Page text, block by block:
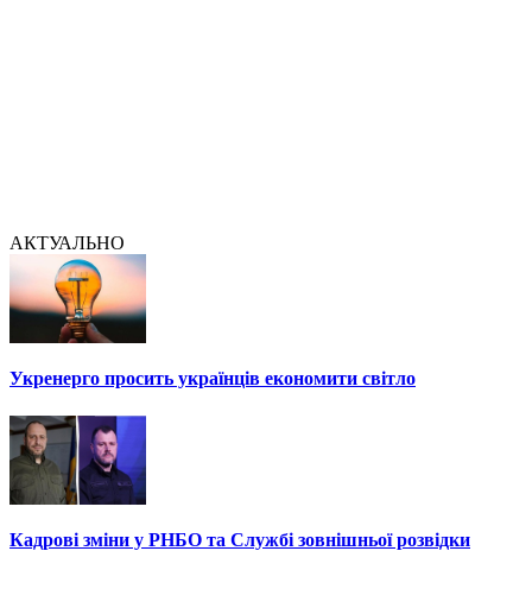
АКТУАЛЬНО
Укренерго просить українців економити світло
Кадрові зміни у РНБО та Службі зовнішньої розвідки